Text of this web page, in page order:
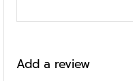
Add a review